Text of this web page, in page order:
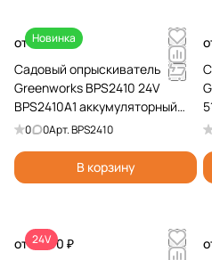
Новинка
от 7 990 ₽
Садовый опрыскиватель
Greenworks BPS2410 24V
BPS2410A1 аккумуляторный
(10л)
0 0Арт.BPS2410
В корзину
24V
от 8 990 ₽